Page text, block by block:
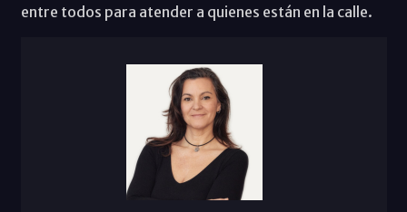
entre todos para atender a quienes están en la calle.